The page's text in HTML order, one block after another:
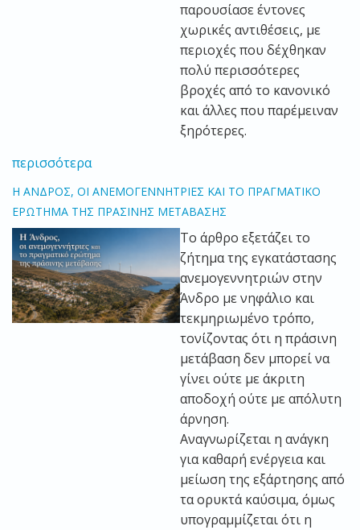
παρουσίασε έντονες
χωρικές αντιθέσεις, με
περιοχές που δέχθηκαν
πολύ περισσότερες
βροχές από το κανονικό
και άλλες που παρέμειναν
ξηρότερες.
περισσότερα
Η ΑΝΔΡΟΣ, ΟΙ ΑΝΕΜΟΓΕΝΝΗΤΡΙΕΣ ΚΑΙ ΤΟ ΠΡΑΓΜΑΤΙΚΟ
ΕΡΩΤΗΜΑ ΤΗΣ ΠΡΑΣΙΝΗΣ ΜΕΤΑΒΑΣΗΣ
Το άρθρο εξετάζει το
ζήτημα της εγκατάστασης
ανεμογεννητριών στην
Άνδρο με νηφάλιο και
τεκμηριωμένο τρόπο,
τονίζοντας ότι η πράσινη
μετάβαση δεν μπορεί να
γίνει ούτε με άκριτη
αποδοχή ούτε με απόλυτη
άρνηση.
Αναγνωρίζεται η ανάγκη
για καθαρή ενέργεια και
μείωση της εξάρτησης από
τα ορυκτά καύσιμα, όμως
υπογραμμίζεται ότι η